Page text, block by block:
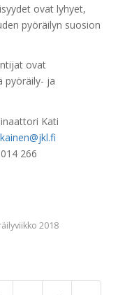
ovat lyhyet,
pyöräilyn suosion
ovat
pyöräily- ja
Kati
266
2018